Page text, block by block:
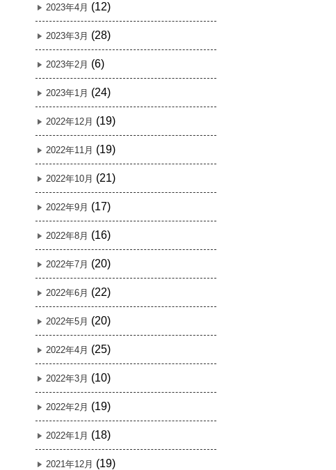
2023年4月 (12)
2023年3月 (28)
2023年2月 (6)
2023年1月 (24)
2022年12月 (19)
2022年11月 (19)
2022年10月 (21)
2022年9月 (17)
2022年8月 (16)
2022年7月 (20)
2022年6月 (22)
2022年5月 (20)
2022年4月 (25)
2022年3月 (10)
2022年2月 (19)
2022年1月 (18)
2021年12月 (19)